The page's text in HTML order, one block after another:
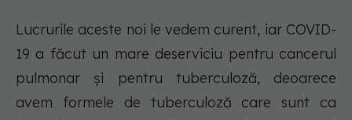
Lucrurile aceste noi le vedem curent, iar COVID-
19 a făcut un mare deserviciu pentru cancerul
pulmonar și pentru tuberculoză, deoarece
avem formele de tuberculoză care sunt ca